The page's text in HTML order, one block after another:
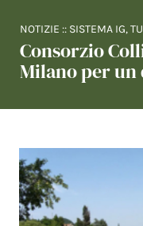
NOTIZIE :: SISTEMA IG,
Consorzio
Milano per